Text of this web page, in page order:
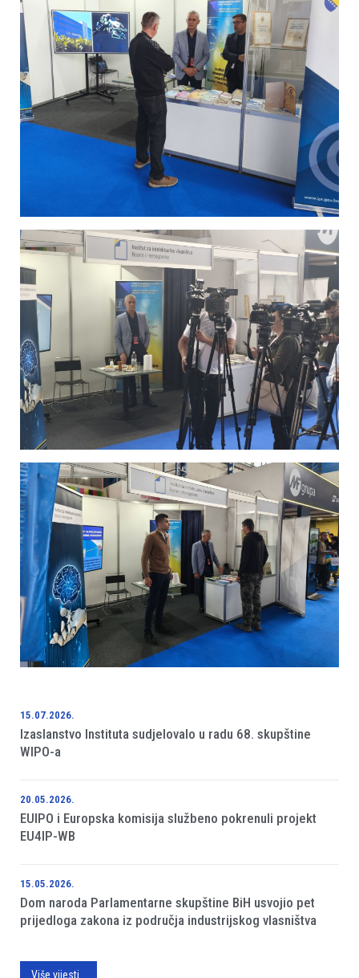
15.07.2026.
Izaslanstvo Instituta sudjelovalo u radu 68. skupštine
WIPO-a
20.05.2026.
EUIPO i Europska komisija službeno pokrenuli projekt
EU4IP-WB
15.05.2026.
Dom naroda Parlamentarne skupštine BiH usvojio pet
prijedloga zakona iz područja industrijskog vlasništva
Više vijesti